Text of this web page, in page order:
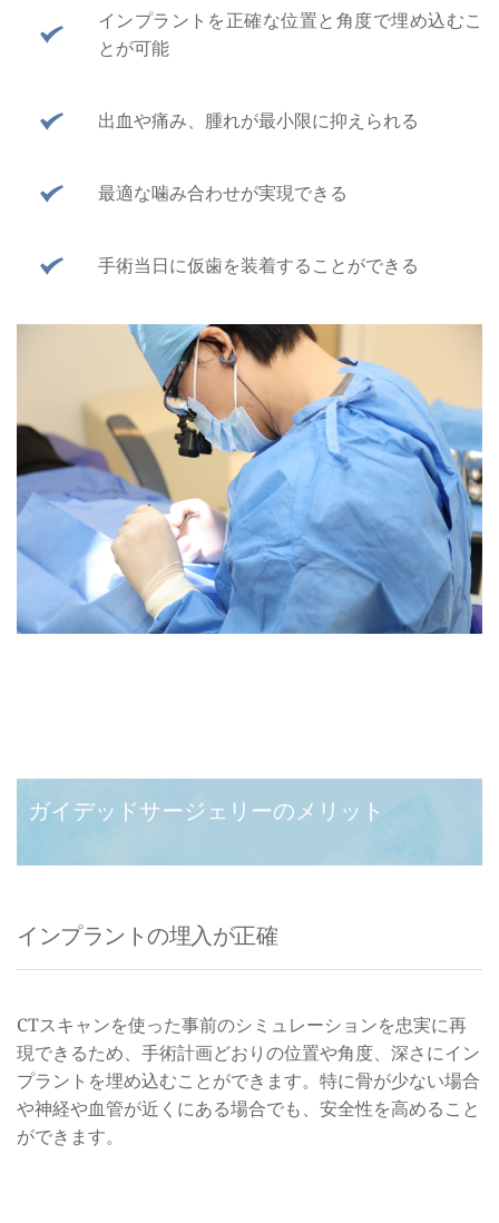
インプラントを正確な位置と角度で埋め込むこ
とが可能
出血や痛み、腫れが最小限に抑えられる
最適な噛み合わせが実現できる
手術当日に仮歯を装着することができる
ガイデッドサージェリーのメリット
インプラントの埋入が正確
CTスキャンを使った事前のシミュレーションを忠実に再
現できるため、手術計画どおりの位置や角度、深さにイン
プラントを埋め込むことができます。特に骨が少ない場合
や神経や血管が近くにある場合でも、安全性を高めること
ができます。